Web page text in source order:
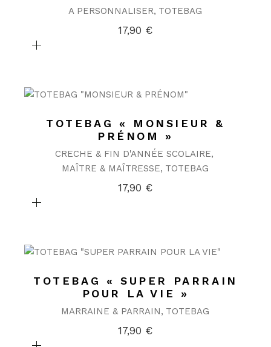
A PERSONNALISER TOTEBAG
17,90 €
TOTEBAG « MONSIEUR &
PRÉNOM »
CRECHE & FIN D'ANNÉE SCOLAIRE
MAÎTRE & MAÎTRESSE TOTEBAG
17,90 €
TOTEBAG « SUPER PARRAIN
POUR LA VIE »
MARRAINE & PARRAIN TOTEBAG
17,90 €